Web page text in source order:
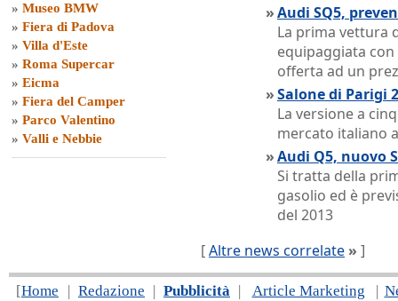
» Museo BMW
» Fiera di Padova
» Villa d'Este
» Roma Supercar
» Eicma
» Fiera del Camper
» Parco Valentino
» Valli e Nebbie
»Audi SQ5,
La prima vettura
equipaggiata
offerta ad un
»Salone di Parigi
La versione a
mercato italiano
»Audi Q5, nuovo
Si tratta della
gasolio ed è
del 2013
[Altre news correlate » ]
[Home | Redazione | Pubblicità | Article Marketing |